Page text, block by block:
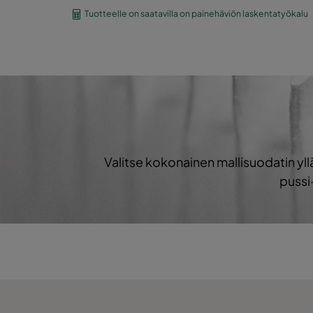
PS7 ePM1 60% F7
ePM1 70% F8
Tuotteelle on saatavilla on painehäviön laskentatyökalu
Valitse kokonainen mallisuodatin